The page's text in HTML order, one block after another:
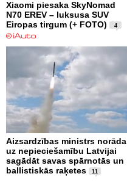
Xiaomi piesaka SkyNomad
N70 EREV – luksusa SUV
Eiropas tirgum (+ FOTO)
4
Aizsardzības ministrs norāda
uz nepieciešamību Latvijai
sagādāt savas spārnotās un
ballistiskās raķetes
11